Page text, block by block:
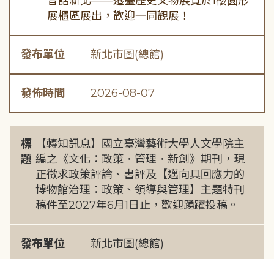
展櫃區展出，歡迎一同觀展！
發布單位 新北市圖(總館)
發佈時間 2026-08-07
標
題
【轉知訊息】國立臺灣藝術大學人文學院主
編之《文化：政策．管理．新創》期刊，現
正徵求政策評論、書評及【邁向具回應力的
博物館治理：政策、領導與管理】主題特刊
稿件至2027年6月1日止，歡迎踴躍投稿。
發布單位 新北市圖(總館)